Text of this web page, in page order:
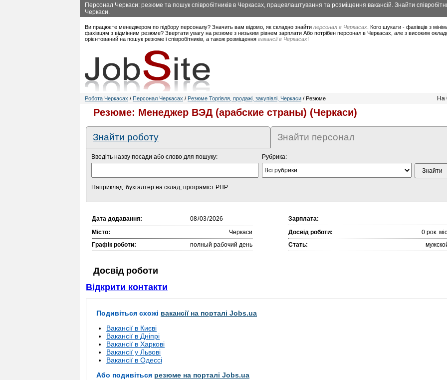
Персонал Черкаси: резюме та пошук співробітників в Черкасах, працевлаштування та розміщення вакансій. Знайти
Черкаси.
Ви працюєте менеджером по підбору персоналу? Значить вам відомо, як складно знайти персонал в Черкасах . Кого шукати - фахівців з
фахівцям з відмінним резюме? Звертати увагу на резюме з низьким рівнем зарплати Або потрібен персонал в Черкасах, але з високим
орієнтований на пошук резюме і співробітників, а також розміщення вакансії в Черкасах!
Робота Черкасах / Персонал Черкасах / Резюме Торгівля, продажі, закупівлі, Черкаси / Резюме На
Резюме: Менеджер ВЭД (арабские страны) (Черкаси)
Знайти роботу Знайти персонал
Введіть назву посади або слово для пошуку:
Наприклад: бухгалтер на склад, програміст PHP
Рубрика:
Дата додавання:
Зарплата:
Місто:
Черкаси Досвід роботи:
0 рок.
Графік роботи:
полный рабочий день Стать:
Досвід роботи
Відкрити контакти
Подивіться схожі вакансії на порталі Jobs.ua
Вакансії в Києві
Вакансії в Дніпрі
Вакансії в Харкові
Вакансії у Львові
Вакансії в Одессі
Або подивіться резюме на порталі Jobs.ua